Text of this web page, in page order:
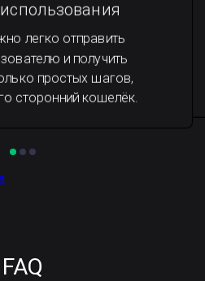
легко отправить
и получить
простых шагов,
сторонний кошелёк.
FAQ